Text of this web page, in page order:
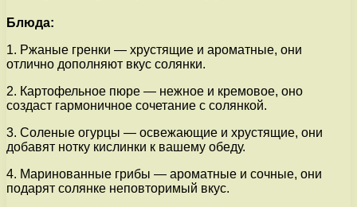
Блюда:
1. Ржаные гренки — хрустящие и ароматные, они
отлично дополняют вкус солянки.
2. Картофельное пюре — нежное и кремовое, оно
создаст гармоничное сочетание с солянкой.
3. Соленые огурцы — освежающие и хрустящие, они
добавят нотку кислинки к вашему обеду.
4. Маринованные грибы — ароматные и сочные, они
подарят солянке неповторимый вкус.